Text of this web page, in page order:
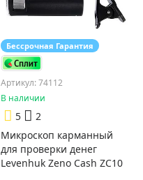
Бессрочная Гарантия
Артикул: 74112
В наличии
5
2
Микроскоп карманный
для проверки денег
Levenhuk Zeno Cash ZC10